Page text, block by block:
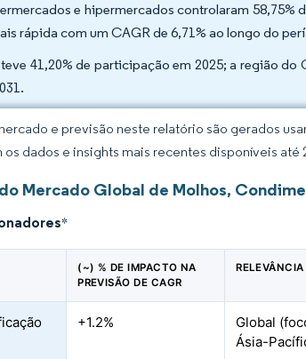
e hipermercados controlaram 58,75%
rápida com um CAGR de 6,71% ao longo do
41,20% de participação em 2025; a região
e previsão neste relatório são gerados
dados e insights mais recentes disponíveis até
Mercado Global de Molhos,
*
(~) % DE IMPACTO NA
PREVISÃO DE CAGR
+1.2%
Global
Ásia-